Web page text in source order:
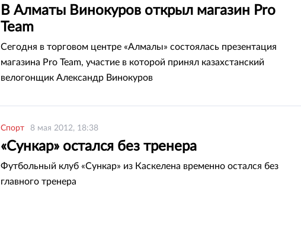
В Алматы Винокуров открыл магазин Pro
Team
Сегодня в торговом центре «Алмалы» состоялась презентация
магазина Pro Team, участие в которой принял казахстанский
велогонщик Александр Винокуров
Спорт 8 мая 2012, 18:38
«Сункар» остался без тренера
Футбольный клуб «Сункар» из Каскелена временно остался без
главного тренера